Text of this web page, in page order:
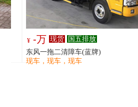
¥ -万 现货
国五排放
东风一拖二清障车(蓝牌)
现车，现车，现车